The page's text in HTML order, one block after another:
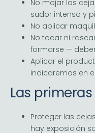
No mojar las
sudor intenso y
No aplicar
No tocar ni
formarse —
Aplicar el
indicaremos en
Las
Proteger las
hay exposición